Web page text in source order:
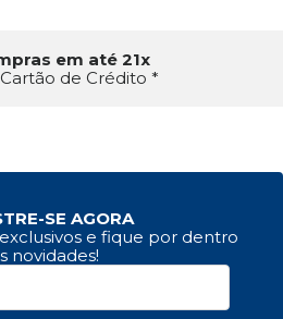
em até 21x
de Crédito *
SE AGORA
e fique por dentro
novidades!